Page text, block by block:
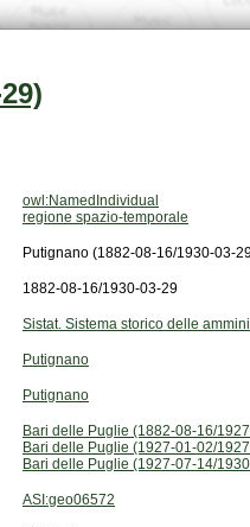
owl:NamedIndividual
regione spazio-temporale
Putignano (1882-08-16/1930-03-
1882-08-16/1930-03-29
Sistat. Sistema storico delle
Putignano
Putignano
Bari delle Puglie (1882-08-16/
Bari delle Puglie (1927-01-02/
Bari delle Puglie (1927-07-14/
ASI:geo06572